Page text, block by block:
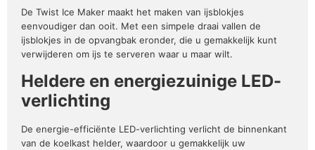
De Twist Ice Maker maakt het maken van ijsblokjes
eenvoudiger dan ooit. Met een simpele draai vallen de
ijsblokjes in de opvangbak eronder, die u gemakkelijk kunt
verwijderen om ijs te serveren waar u maar wilt.
Heldere en energiezuinige LED-
verlichting
De energie-efficiënte LED-verlichting verlicht de binnenkant
van de koelkast helder, waardoor u gemakkelijk uw